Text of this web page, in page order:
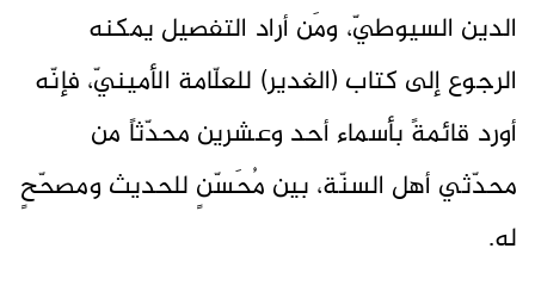
الدين السيوطيّ، ومَن أراد التفصيل يمكنه
الرجوع إلى كتاب (الغدير) للعلّامة الأمينيّ، فإنّه
أورد قائمةً بأسماء أحد وعشرين محدّثاً من
محدّثي أهل السنّة، بين مُحَسّنٍ للحديث ومصحّحٍ
له.